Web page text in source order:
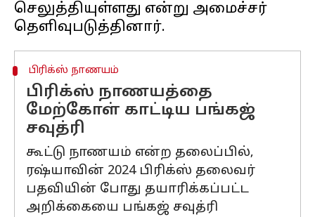
செலுத்தியுள்ளது என்று அமைச்சர்
பிரிக்ஸ் நாணயம்
பிரிக்ஸ் நாணயத்தை
மேற்கோள் காட்டிய பங்கஜ்
சவுத்ரி
கூட்டு நாணயம் என்ற தலைப்பில்,
ரஷ்யாவின் 2024 பிரிக்ஸ் தலைவர்
பதவியின் போது தயாரிக்கப்பட்ட
அறிக்கையை பங்கஜ் சவுத்ரி